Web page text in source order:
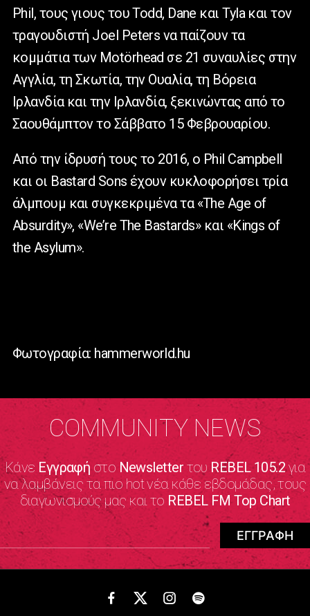
Phil, τους γιους του Todd, Dane και Tyla και τον
τραγουδιστή Joel Peters να παίζουν τα
κομμάτια των Motörhead σε 21 συναυλίες στην
Αγγλία, τη Σκωτία, την Ουαλία, τη Βόρεια
Ιρλανδία και την Ιρλανδία, ξεκινώντας από το
Σαουθάμπτον το Σάββατο 15 Φεβρουαρίου.
Από την ίδρυσή τους το 2016, ο Phil Campbell
και οι Bastard Sons έχουν κυκλοφορήσει τρία
άλμπουμ και συγκεκριμένα τα «The Age of
Absurdity», «We’re The Bastards» και «Kings of
the Asylum».
Φωτογραφία: hammerworld.hu
COMMUNITY NEWS
Κάνε Εγγραφήστο NewsletterτουREBEL 105.2για
να λαμβάνεις τα πιο hot νέα κάθε εβδομάδας, τους
διαγωνισμούς μας και το REBEL FM Top Chart